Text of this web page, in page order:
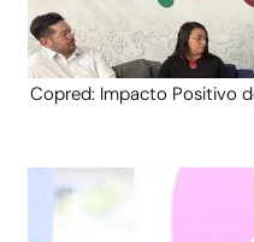
Copred: Impacto Positivo